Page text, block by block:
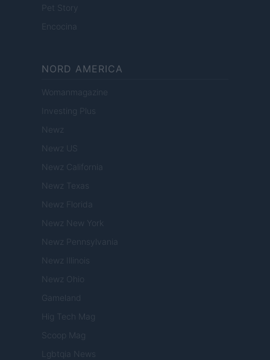
Pet Story
Encocina
NORD AMERICA
Womanmagazine
Investing Plus
Newz
Newz US
Newz California
Newz Texas
Newz Florida
Newz New York
Newz Pennsylvania
Newz Illinois
Newz Ohio
Gameland
Hig Tech Mag
Scoop Mag
Lgbtqia News